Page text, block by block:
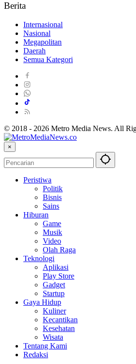
Berita
Internasional
Nasional
Megapolitan
Daerah
Semua Kategori
© 2018 - 2026 Metro Media News. All
×
Peristiwa
Politik
Bisnis
Sains
Hiburan
Game
Musik
Video
Olah Raga
Teknologi
Aplikasi
Play Store
Gadget
Startup
Gaya Hidup
Kuliner
Kecantikan
Kesehatan
Wisata
Tentang Kami
Redaksi